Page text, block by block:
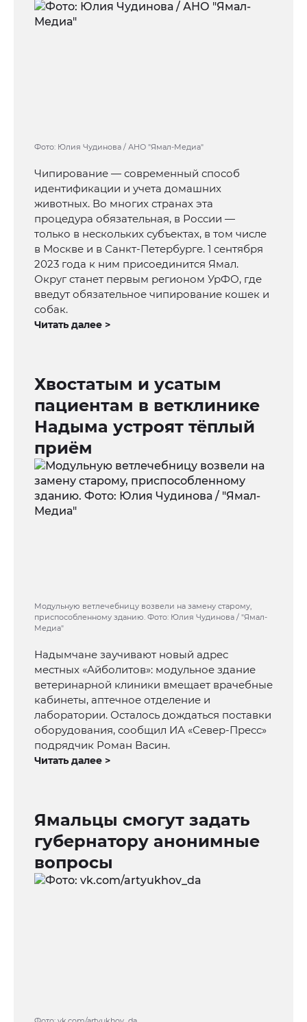
Фото: Юлия Чудинова / АНО "Ямал-Медиа"
Чипирование — современный способ
идентификации и учета домашних
животных. Во многих странах эта
процедура обязательная, в России —
только в нескольких субъектах, в том числе
в Москве и в Санкт-Петербурге. 1 сентября
2023 года к ним присоединится Ямал.
Округ станет первым регионом УрФО, где
введут обязательное чипирование кошек и
собак.
Читать далее >
Хвостатым и усатым
пациентам в ветклинике
Надыма устроят тёплый
приём
Модульную ветлечебницу возвели на замену старому,
приспособленному зданию. Фото: Юлия Чудинова / "Ямал-
Медиа"
Надымчане заучивают новый адрес
местных «Айболитов»: модульное здание
ветеринарной клиники вмещает врачебные
кабинеты, аптечное отделение и
лаборатории. Осталось дождаться поставки
оборудования, сообщил ИА «Север-Пресс»
подрядчик Роман Васин.
Читать далее >
Ямальцы смогут задать
губернатору анонимные
вопросы